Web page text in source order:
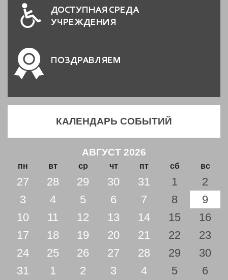
ДОСТУПНАЯ СРЕДА
УЧРЕЖДЕНИЯ
ПОЗДРАВЛЯЕМ
КАЛЕНДАРЬ СОБЫТИЙ
АВГУСТ 2026
пн вт ср чт пт сб вс
27 28 29 30 31 1
2
3
4 5 6 7 8
9
10
11 12 13 14 15
16
17
18 19 20 21 22
23
24
25 26 27 28 29
30
31
1 2 3 4 5 6